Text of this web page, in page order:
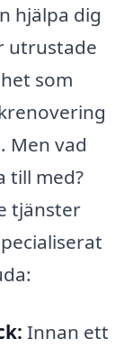
hjälpa dig
utrustade
som
Men vad
till med?
tjänster
Innan ett